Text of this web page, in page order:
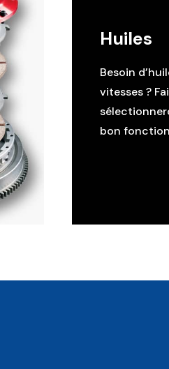
Huiles
Besoin
vitesses ?
bon